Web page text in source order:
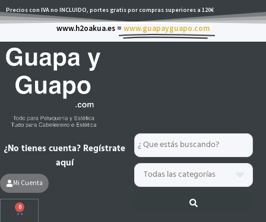
al
Precios con IVA no INCLUIDO, portes gratis por compras superiores a 120€
www.h2oakua.es = www.guapayguapo.com
Search
...
¿No tienes cuenta? Regístrate
aquí
Mi Cuenta
0
Carrito